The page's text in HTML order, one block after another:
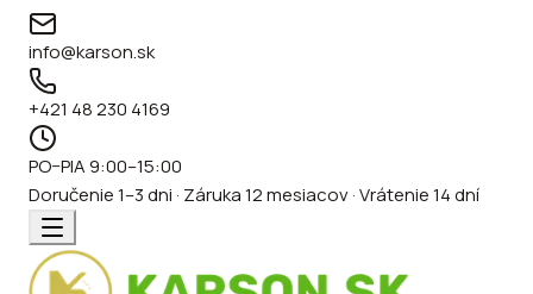
info@karson.sk
+421 48 230 4169
PO–PIA 9:00–15:00
Doručenie 1–3 dni · Záruka 12 mesiacov · Vrátenie 14 dní